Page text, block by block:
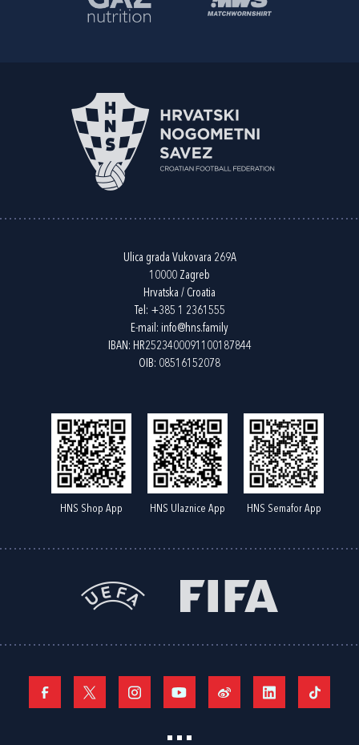
Ulica grada Vukovara 269A
10000 Zagreb
Hrvatska / Croatia
Tel: +385 1 2361555
E-mail: info@hns.family
IBAN: HR2523400091100187844
OIB: 08516152078
HNS Shop App HNS Ulaznice App HNS Semafor App